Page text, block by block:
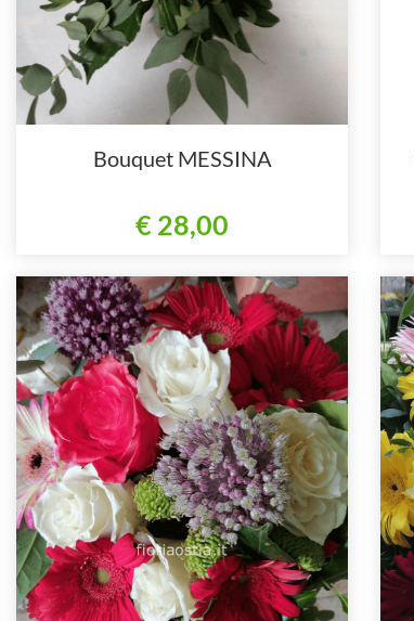
Bouquet MESSINA
€ 28,00